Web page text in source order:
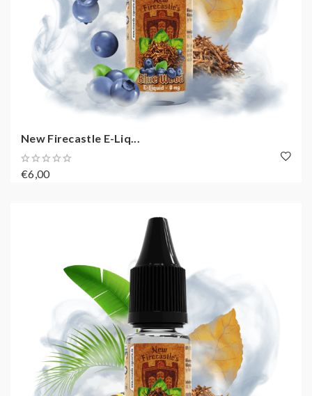
New Firecastle E-Liq...
€6,00